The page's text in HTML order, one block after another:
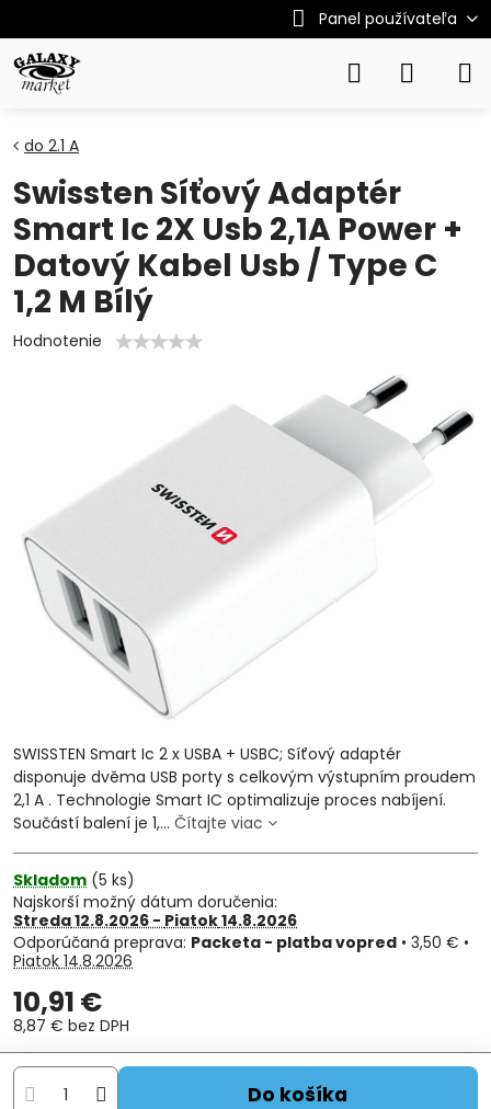
Panel používateľa
do 2.1 A
Swissten Síťový Adaptér
Smart Ic 2X Usb 2,1A Power +
Datový Kabel Usb / Type C
1,2 M Bílý
Hodnotenie
SWISSTEN Smart Ic 2 x USBA + USBC; Síťový adaptér
disponuje dvěma USB porty s celkovým výstupním proudem
2,1 A . Technologie Smart IC optimalizuje proces nabíjení.
Součástí balení je 1,... Čítajte viac
Skladom (5 ks)
Najskorší možný dátum doručenia:
Streda12.8.2026 −Piatok14.8.2026
Packeta - platba vopred • 3,50 € •
Piatok14.8.2026
10,91 €
8,87 € bez DPH
Do košíka